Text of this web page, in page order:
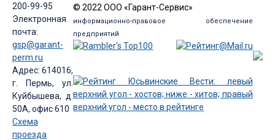
200-99-95
Электронная
почта:
gsp@garant-
perm.ru
Адрес: 614016,
г. Пермь, ул.
Куйбышева, д.
50А, офис 610
Схема
проезда
© 2022 ООО «Гарант-Сервис»
информационно-правовое обеспечение
предприятий